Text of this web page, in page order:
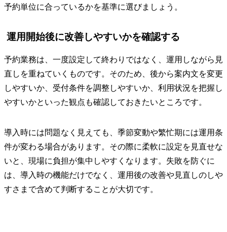
予約単位に合っているかを基準に選びましょう。
運用開始後に改善しやすいかを確認する
予約業務は、一度設定して終わりではなく、運用しながら見
直しを重ねていくものです。そのため、後から案内文を変更
しやすいか、受付条件を調整しやすいか、利用状況を把握し
やすいかといった観点も確認しておきたいところです。
導入時には問題なく見えても、季節変動や繁忙期には運用条
件が変わる場合があります。その際に柔軟に設定を見直せな
いと、現場に負担が集中しやすくなります。失敗を防ぐに
は、導入時の機能だけでなく、運用後の改善や見直しのしや
すさまで含めて判断することが大切です。